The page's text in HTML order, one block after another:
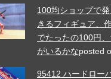
100均ショップで
きるフィギュア、
でたったの100円
がいるかなposted
95412 ハードロー